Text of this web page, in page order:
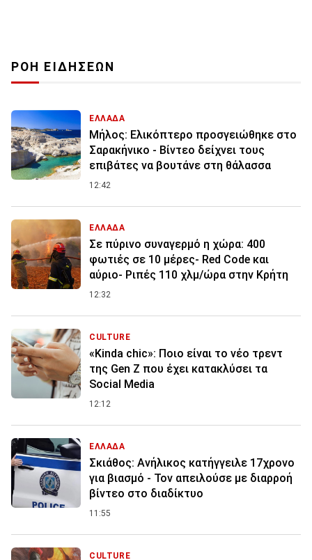
ΡΟΗ ΕΙΔΗΣΕΩΝ
ΕΛΛΑΔΑ
Μήλος: Ελικόπτερο προσγειώθηκε στο
Σαρακήνικο - Βίντεο δείχνει τους
επιβάτες να βουτάνε στη θάλασσα
12:42
ΕΛΛΑΔΑ
Σε πύρινο συναγερμό η χώρα: 400
φωτιές σε 10 μέρες- Red Code και
αύριο- Ριπές 110 χλμ/ώρα στην Κρήτη
12:32
CULTURE
«Kinda chic»: Ποιο είναι το νέο τρεντ
της Gen Z που έχει κατακλύσει τα
Social Media
12:12
ΕΛΛΑΔΑ
Σκιάθος: Ανήλικος κατήγγειλε 17χρονο
για βιασμό - Τον απειλούσε με διαρροή
βίντεο στο διαδίκτυο
11:55
CULTURE